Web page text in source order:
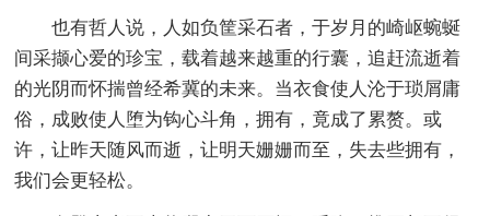
也有哲人说，人如负筐采石者，于岁月的崎岖蜿蜒
间采撷心爱的珍宝，载着越来越重的行囊，追赶流逝着
的光阴而怀揣曾经希冀的未来。当衣食使人沦于琐屑庸
俗，成败使人堕为钩心斗角，拥有，竟成了累赘。或
许，让昨天随风而逝，让明天姗姗而至，失去些拥有，
我们会更轻松。